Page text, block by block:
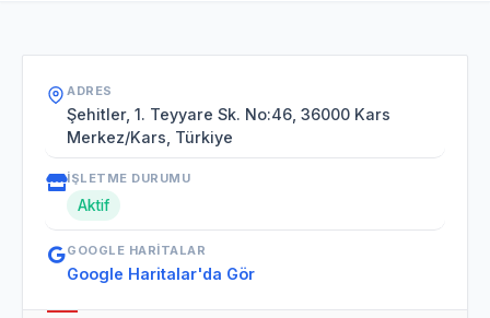
ADRES
Şehitler, 1. Teyyare Sk. No:46, 36000 Kars
Merkez/Kars, Türkiye
İŞLETME DURUMU
Aktif
GOOGLE HARITALAR
Google Haritalar'da Gör